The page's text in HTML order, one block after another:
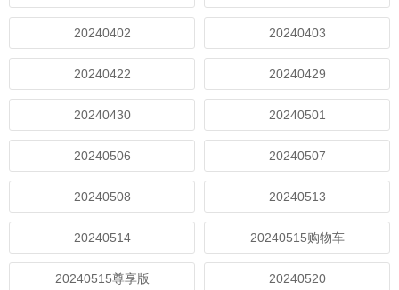
20240402 20240403
20240422 20240429
20240430 20240501
20240506 20240507
20240508 20240513
20240514 20240515购物车
20240515尊享版 20240520